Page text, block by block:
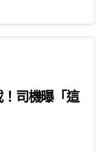
司機曝「這